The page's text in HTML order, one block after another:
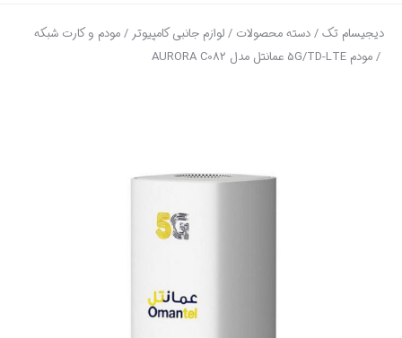
دیجیسام تک/دسته محصولات /لوازم جانبی کامپیوتر/مودم و کارت شبکه
/ مودم 5G/TD-LTE عمانتل مدل AURORA C082